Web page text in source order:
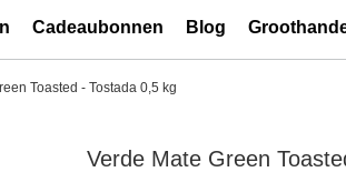
Cadeaubonnen Blog
Toasted - Tostada 0,5 kg
Verde Mate Green